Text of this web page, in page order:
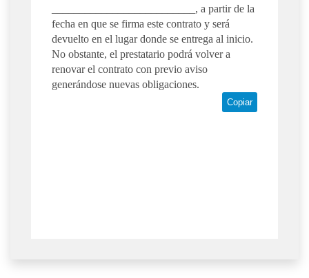
__________________________, a partir de la
fecha en que se firma este contrato y será
devuelto en el lugar donde se entrega al inicio.
No obstante, el prestatario podrá volver a
renovar el contrato con previo aviso
generándose nuevas obligaciones.
Copiar